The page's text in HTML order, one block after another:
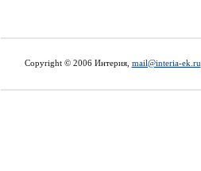
Copyright © 2006 Интерия, mail@interia-ek.ru